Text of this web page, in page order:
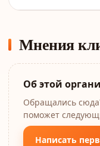
Мнения
Об этой
Обращались
поможет
Написать